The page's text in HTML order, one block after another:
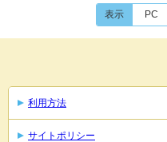
表示 PC
利用方法
サイトポリシー